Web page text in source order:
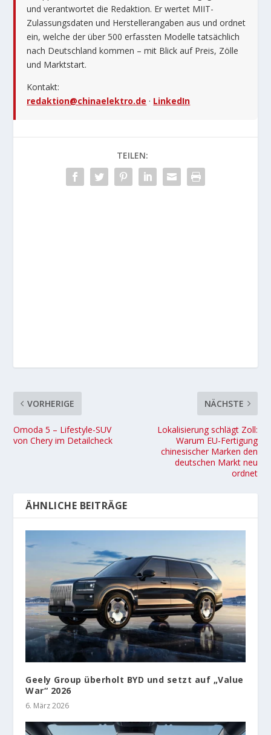
und verantwortet die Redaktion. Er wertet MIIT-
Zulassungsdaten und Herstellerangaben aus und ordnet
ein, welche der über 500 erfassten Modelle tatsächlich
nach Deutschland kommen – mit Blick auf Preis, Zölle
und Marktstart.
Kontakt:
redaktion@chinaelektro.de · LinkedIn
TEILEN:
VORHERIGE
Omoda 5 – Lifestyle-SUV
von Chery im Detailcheck
NÄCHSTE
Lokalisierung schlägt Zoll:
Warum EU-Fertigung
chinesischer Marken den
deutschen Markt neu
ordnet
ÄHNLICHE BEITRÄGE
Geely Group überholt BYD und setzt auf „Value
War“ 2026
6. März 2026